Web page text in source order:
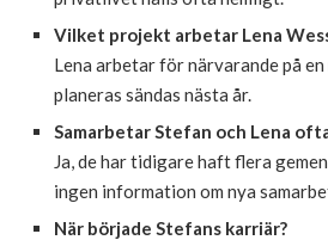
Vilket projekt arbetar Lena
Lena arbetar för närvarande på
planeras sändas nästa år.
Samarbetar Stefan och Lena
Ja, de har tidigare haft flera
ingen information om nya
När började Stefans karriär?